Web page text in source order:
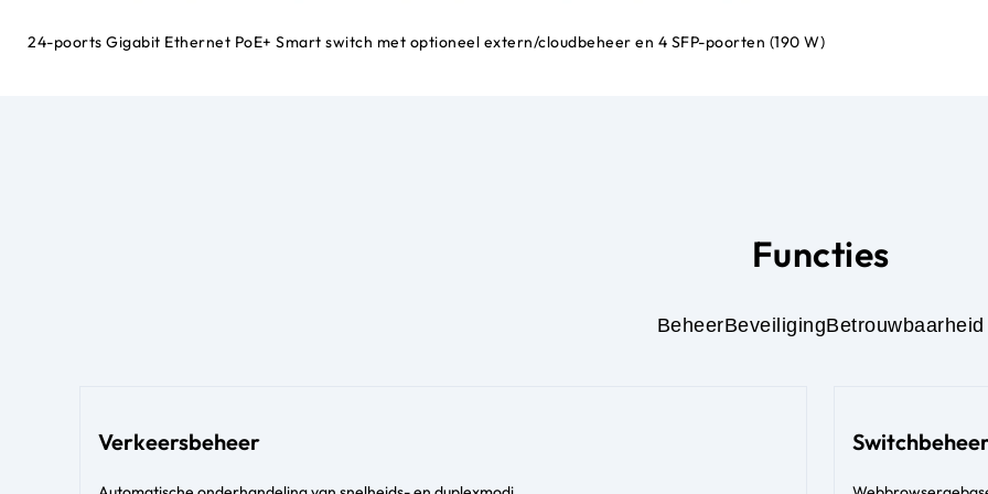
24-poorts Gigabit Ethernet PoE+ Smart switch met optioneel extern/cloudbeheer en 4 SFP-poorten (190 W)
Functies
BeheerBeveiligingBetrouwbaarheid
Verkeersbeheer